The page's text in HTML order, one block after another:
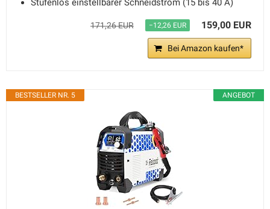
Stufenlos einstellbarer Schneidstrom (15 bis 40 A)
171,26 EUR −12,26 EUR 159,00 EUR
Bei Amazon kaufen*
ANGEBOT
BESTSELLER NR. 5